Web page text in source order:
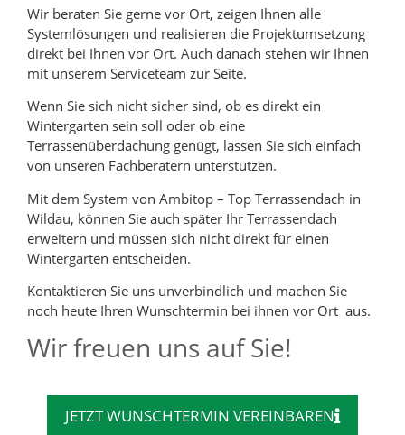
Wir beraten Sie gerne vor Ort, zeigen Ihnen alle
Systemlösungen und realisieren die Projektumsetzung
direkt bei Ihnen vor Ort. Auch danach stehen wir Ihnen
mit unserem Serviceteam zur Seite.
Wenn Sie sich nicht sicher sind, ob es direkt ein
Wintergarten sein soll oder ob eine
Terrassenüberdachung genügt, lassen Sie sich einfach
von unseren Fachberatern unterstützen.
Mit dem System von Ambitop – Top Terrassendach in
Wildau, können Sie auch später Ihr Terrassendach
erweitern und müssen sich nicht direkt für einen
Wintergarten entscheiden.
Kontaktieren Sie uns unverbindlich und machen Sie
noch heute Ihren Wunschtermin bei ihnen vor Ort aus.
Wir freuen uns auf Sie!
JETZT WUNSCHTERMIN VEREINBAREN